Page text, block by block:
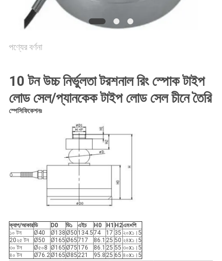
PRIVACY
POLICY
পণ্যের বর্ণনা
10 টন উচ্চ নির্ভুলতা টরশনাল রিং স্পোক টাইপ
লোড সেল/প্যানকেক টাইপ লোড সেল চীনে তৈরি
স্পেসিফিকেশনঃ
ক্যাপ/আকারডি D0 ডি১ এইচ H0 H1 H2এম×পি
১০ টন
Ø40 Ø138 Ø50 134.574 17 35 ২০x১।5
20২৫ টন
Ø50 Ø165 Ø65717 86.1 25 50 ২৪x১।5
৩০ টন
Ø৫০8 Ø165 Ø75 176 86.1 25 55 ৩০x১।5
৪০ টন
Ø76.2Ø165 Ø85 221 95.8 25 65 ৪০x১।5